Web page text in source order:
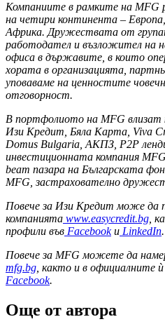
Компаниите в рамките на MFG
на четири континента –
Африка. Дружествата от
работодател и възложител на
офиса в държавите, в които
хората в организацията,
уповаваме на ценностите
отговорност.
В портфолиото на MFG влизат
Изи Кредит, Бяла Карта, Viva
Domus Bulgaria, АКПЗ, P2P
инвестиционната компания
beam пазара на Българската
MFG, застрахователно
Повече за Изи Кредит може да
компанията www.easycredit.bg ,
профили във Facebookи LinkedIn.
Повече за MFG можете да
mfg.bg , както и в официалните
Facebook.
Още от автора